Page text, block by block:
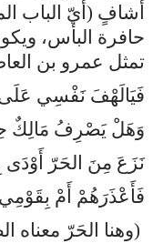
أشافٍ (أيّ الباب
حافرة البأس،
تمثل عمرو بن
فَيَالَهْفَ نَفْسِي
وَهَلْ يَصْرِفُ مَالِكٌ
نَزَعَ مِنَ الحَرّ أَوْدَى
فَأَعْذَرَهُمْ أَمْ
(وهنا الحَرّ معناه